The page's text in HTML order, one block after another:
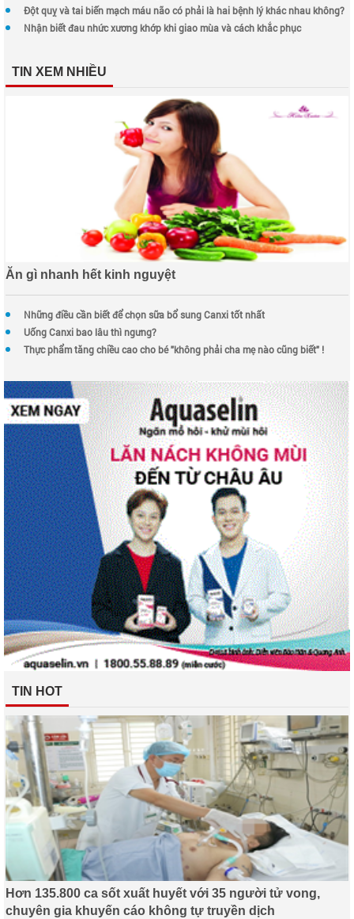
Đột quỵ và tai biến mạch máu não có phải là hai bệnh lý khác nhau không?
Nhận biết đau nhức xương khớp khi giao mùa và cách khắc phục
TIN XEM NHIỀU
Ăn gì nhanh hết kinh nguyệt
Những điều cần biết để chọn sữa bổ sung Canxi tốt nhất
Uống Canxi bao lâu thì ngưng?
Thực phẩm tăng chiều cao cho bé "không phải cha mẹ nào cũng biết" !
TIN HOT
Hơn 135.800 ca sốt xuất huyết với 35 người tử vong,
chuyên gia khuyến cáo không tự truyền dịch